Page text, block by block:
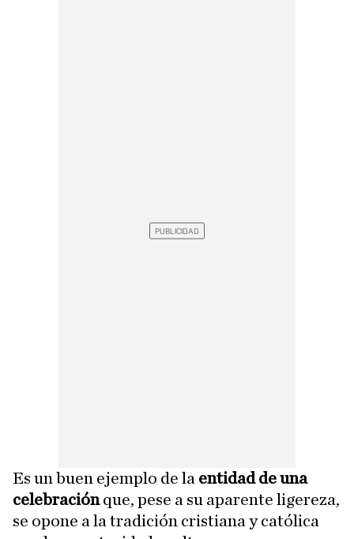
Es un buen ejemplo de la entidad de una
celebraciónque, pese a su aparente ligereza,
se opone a la tradición cristiana y católica